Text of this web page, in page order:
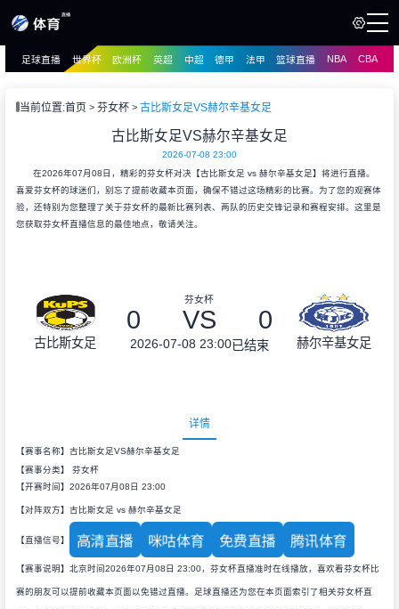
播
足球直播 世界杯 欧洲杯 英超 中超 德甲 法甲 篮球直播 NBA CBA
当前位置:首页 芬女杯 古比斯女足VS赫尔辛基女足
古比斯女足VS赫尔辛基女足
2026-07-08 23:00
在2026年07月08日，精彩的芬女杯对决【古比斯女足 vs 赫尔辛基女足】将进行直播。
喜爱芬女杯的球迷们，别忘了提前收藏本页面，确保不错过这场精彩的比赛。为了您的观赛体
验，还特别为您整理了关于芬女杯的最新比赛列表、两队的历史交锋记录和赛程安排。这里是
您获取芬女杯直播信息的最佳地点，敬请关注。
古比斯女足
芬女杯
0 VS 0
2026-07-08 23:00已结束 赫尔辛基女足
详情
【赛事名称】古比斯女足VS赫尔辛基女足
【赛事分类】 芬女杯
【开赛时间】2026年07月08日 23:00
【对阵双方】古比斯女足 vs 赫尔辛基女足
【直播信号】 高清直播 咪咕体育 免费直播 腾讯体育
【赛事说明】北京时间2026年07月08日 23:00，芬女杯直播准时在线播放，喜欢看芬女杯比
赛的朋友可以提前收藏本页面以免错过直播。足球直播还为您在本页面索引了相关芬女杯直